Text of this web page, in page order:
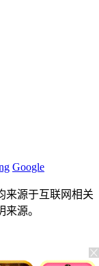
Google
来源于互联网相关
源。